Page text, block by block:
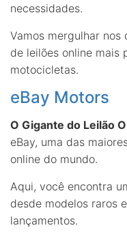
necessidades.
Vamos mergulhar
de leilões online mais
motocicletas.
eBay Motors
O Gigante do Leilão
eBay, uma das
online do mundo.
Aqui, você encontra
desde modelos raros
lançamentos.